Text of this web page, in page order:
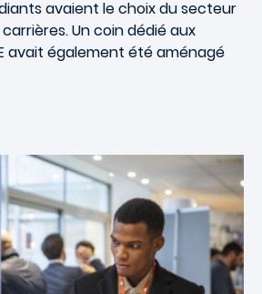
avaient le choix du secteur
Un coin dédié aux
avait également été aménagé